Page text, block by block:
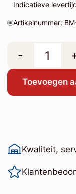
Indicatieve
Artikelnummer:
-
Toevoegen
Kwaliteit,